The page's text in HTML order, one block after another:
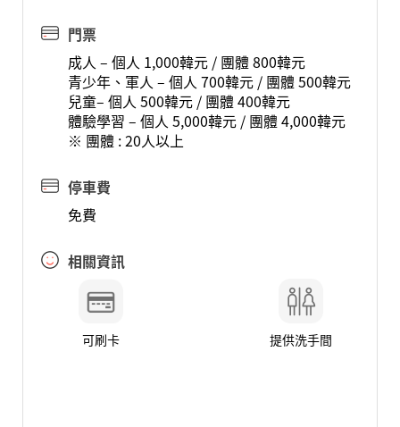
門票
成人 – 個人 1,000韓元 / 團體 800韓元
青少年、軍人 – 個人 700韓元 / 團體 500韓元
兒童– 個人 500韓元 / 團體 400韓元
體驗學習 – 個人 5,000韓元 / 團體 4,000韓元
※ 團體 : 20人以上
停車費
免費
相關資訊
可刷卡 提供洗手間